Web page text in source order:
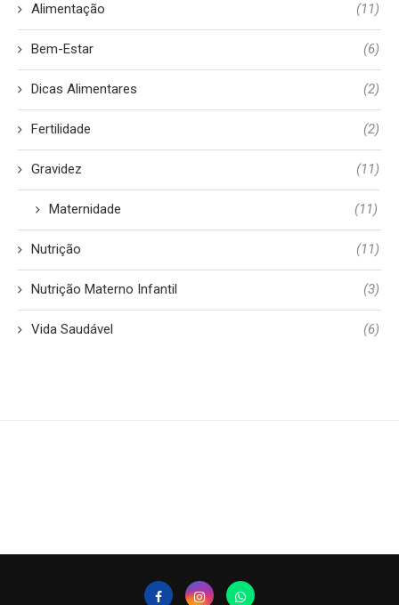
Alimentação (11)
Bem-Estar (6)
Dicas Alimentares (2)
Fertilidade (2)
Gravidez (11)
Maternidade (11)
Nutrição (11)
Nutrição Materno Infantil (3)
Vida Saudável (6)